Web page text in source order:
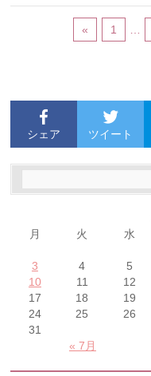
« 1
シェア ツイート
月
火 水
« 7月
3
4 5
10
11 12
17
18 19
24
25 26
31